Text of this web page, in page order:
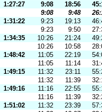
1:27:27 9:08 18:56
9:08
9:48
1:31:22 9:23 19:13
9:23
9:50
1:34:35 10:26 21:24
10:26
10:58
1:48:42 11:05 22:19
11:05
11:14
1:49:15 11:32 23:11
11:32
11:39
1:49:16 11:16 22:55
11:16
11:39
1:51:02 11:32 23:39